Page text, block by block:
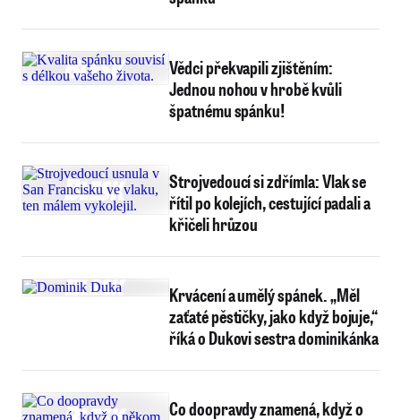
Vědci překvapili zjištěním:
Jednou nohou v hrobě kvůli
špatnému spánku!
Strojvedoucí si zdřímla: Vlak se
řítil po kolejích, cestující padali a
křičeli hrůzou
Krvácení a umělý spánek. „Měl
zaťaté pěstičky, jako když bojuje,“
říká o Dukovi sestra dominikánka
Co doopravdy znamená, když o